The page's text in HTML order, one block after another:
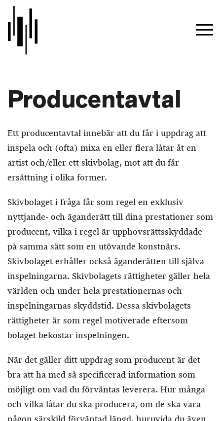
Producentavtal
Ett producentavtal innebär att du får i uppdrag att
inspela och (ofta) mixa en eller flera låtar åt en
artist och/eller ett skivbolag, mot att du får
ersättning i olika former.
Skivbolaget i fråga får som regel en exklusiv
nyttjande- och äganderätt till dina prestationer som
producent, vilka i regel är upphovsrättsskyddade
på samma sätt som en utövande konstnärs.
Skivbolaget erhåller också äganderätten till själva
inspelningarna. Skivbolagets rättigheter gäller hela
världen och under hela prestationernas och
inspelningarnas skyddstid. Dessa skivbolagets
rättigheter är som regel motiverade eftersom
bolaget bekostar inspelningen.
När det gäller ditt uppdrag som producent är det
bra att ha med så specificerad information som
möjligt om vad du förväntas leverera. Hur många
och vilka låtar du ska producera, om de ska vara